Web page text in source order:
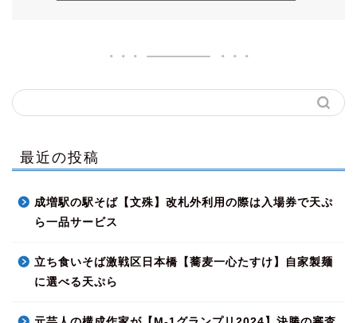
最近の投稿
成増駅の駅そば【文殊】改札外利用の際は入場券で天ぷ
ら一品サービス
立ち食いそば激戦区日本橋【蕎麦一心たすけ】自家製麺
に選べる天ぷら